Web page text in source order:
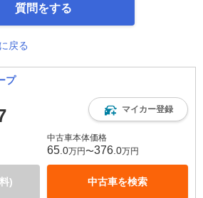
質問をする
戻る
プ
マイカー登録
)
中古車本体価格
65 .0万円〜376 .0万円
中古車を検索